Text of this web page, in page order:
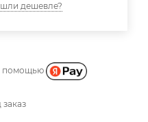
дешевле?
помощью